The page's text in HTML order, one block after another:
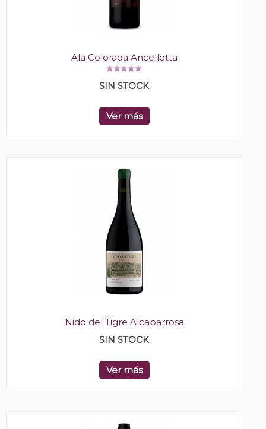
Ala Colorada Ancellotta
SIN STOCK
Ver más
Nido del Tigre Alcaparrosa
SIN STOCK
Ver más